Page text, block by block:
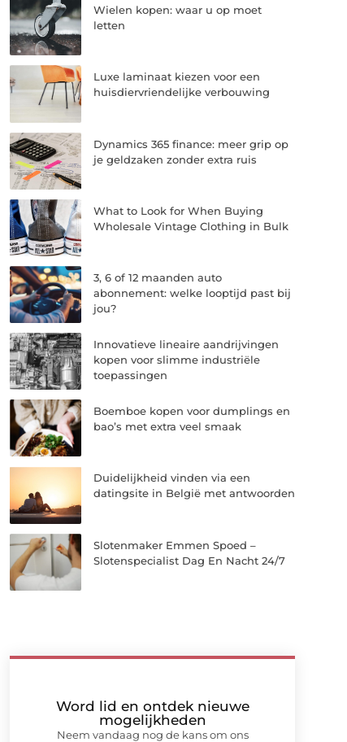
Wielen kopen: waar u op moet
letten
Luxe laminaat kiezen voor een
huisdiervriendelijke verbouwing
Dynamics 365 finance: meer grip op
je geldzaken zonder extra ruis
What to Look for When Buying
Wholesale Vintage Clothing in Bulk
3, 6 of 12 maanden auto
abonnement: welke looptijd past bij
jou?
Innovatieve lineaire aandrijvingen
kopen voor slimme industriële
toepassingen
Boemboe kopen voor dumplings en
bao’s met extra veel smaak
Duidelijkheid vinden via een
datingsite in België met antwoorden
Slotenmaker Emmen Spoed –
Slotenspecialist Dag En Nacht 24/7
Word lid en ontdek nieuwe
mogelijkheden
Neem vandaag nog de kans om ons